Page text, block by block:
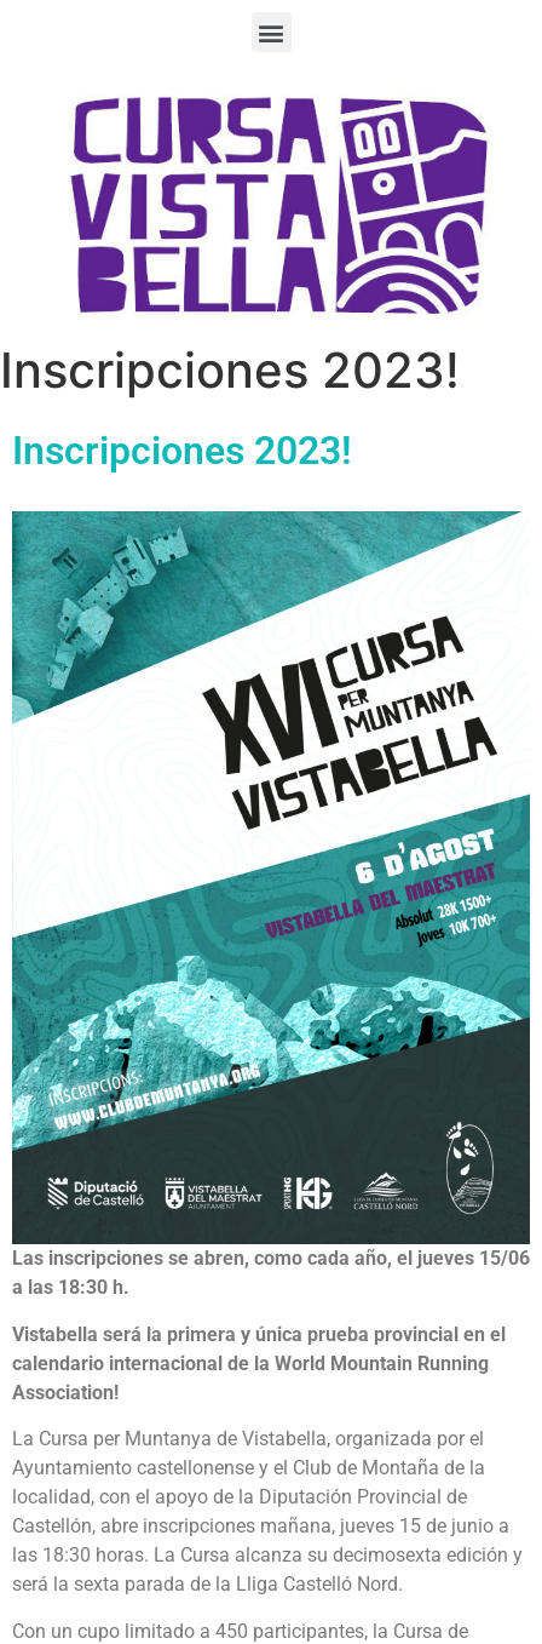
Inscripciones 2023!
Inscripciones 2023!
Las inscripciones se abren, como cada año, el jueves 15/06
a las 18:30 h.
Vistabella será la primera y única prueba provincial en el
calendario internacional de la World Mountain Running
Association!
La Cursa per Muntanya de Vistabella, organizada por el
Ayuntamiento castellonense y el Club de Montaña de la
localidad, con el apoyo de la Diputación Provincial de
Castellón, abre inscripciones mañana, jueves 15 de junio a
las 18:30 horas. La Cursa alcanza su decimosexta edición y
será la sexta parada de la Lliga Castelló Nord.
Con un cupo limitado a 450 participantes, la Cursa de